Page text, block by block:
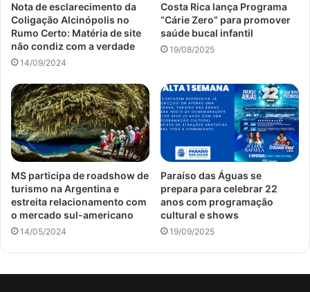
Nota de esclarecimento da
Coligação Alcinópolis no
Rumo Certo: Matéria de site
não condiz com a verdade
14/09/2024
Costa Rica lança Programa
“Cárie Zero” para promover
saúde bucal infantil
19/08/2025
MS participa de roadshow de
turismo na Argentina e
estreita relacionamento com
o mercado sul-americano
14/05/2024
Paraíso das Águas se
prepara para celebrar 22
anos com programação
cultural e shows
19/09/2025